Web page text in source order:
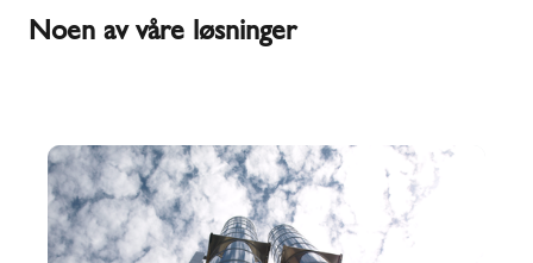
Noen av våre løsninger